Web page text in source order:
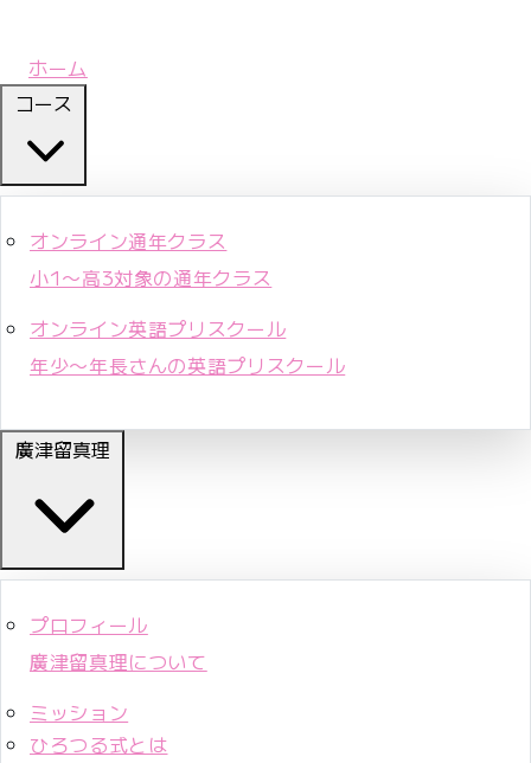
ホーム
コース
オンライン通年クラス
小1〜高3対象の通年クラス
オンライン英語プリスクール
年少〜年長さんの英語プリスクール
廣津留真理
プロフィール
廣津留真理について
ミッション
ひろつる式とは